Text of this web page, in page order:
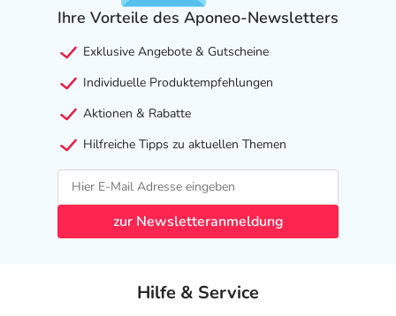
Ihre Vorteile des Aponeo-Newsletters
Exklusive Angebote & Gutscheine
Individuelle Produktempfehlungen
Aktionen & Rabatte
Hilfreiche Tipps zu aktuellen Themen
zur Newsletteranmeldung
Hilfe & Service